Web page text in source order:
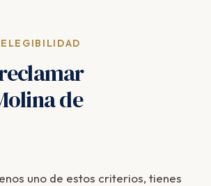
de
uno de estos criterios, tienes